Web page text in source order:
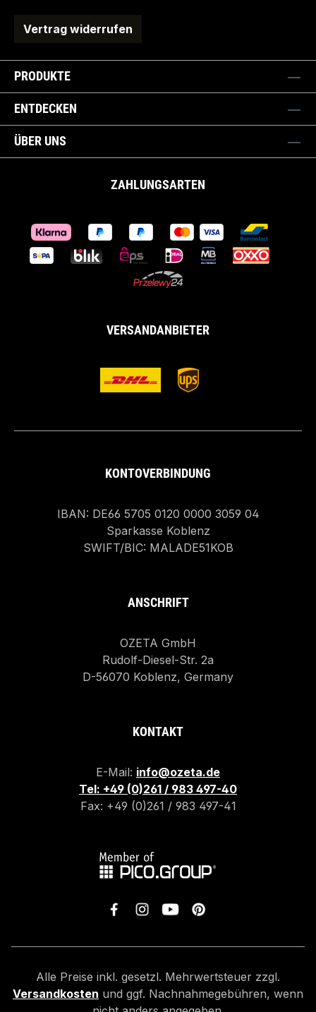
Vertrag widerrufen
PRODUKTE
ENTDECKEN
ÜBER UNS
ZAHLUNGSARTEN
VERSANDANBIETER
KONTOVERBINDUNG
IBAN: DE66 5705 0120 0000 3059 04
Sparkasse Koblenz
SWIFT/BIC: MALADE51KOB
ANSCHRIFT
OZETA GmbH
Rudolf-Diesel-Str. 2a
D-56070 Koblenz, Germany
KONTAKT
E-Mail: info@ozeta.de
Tel: +49 (0)261 / 983 497-40
Fax: +49 (0)261 / 983 497-41
Alle Preise inkl. gesetzl. Mehrwertsteuer zzgl.
Versandkosten und ggf. Nachnahmegebühren, wenn